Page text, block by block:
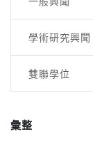
學術研究興聞
雙聯學位
彙整